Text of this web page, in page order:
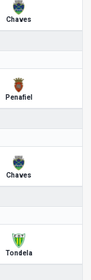
Chaves
Penafiel
Chaves
Tondela